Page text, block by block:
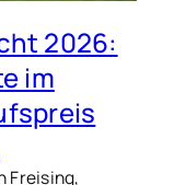
2026:
im
Freising,